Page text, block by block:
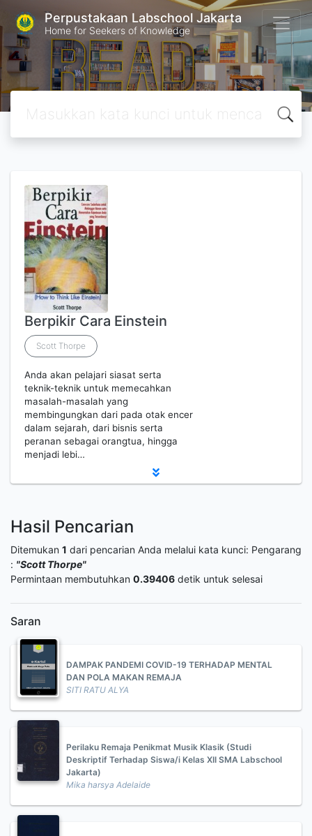
Perpustakaan Labschool Jakarta
Home for Seekers of Knowledge
Berpikir Cara Einstein
Scott Thorpe
Anda akan pelajari siasat serta
teknik-teknik untuk memecahkan
masalah-masalah yang
membingungkan dari pada otak encer
dalam sejarah, dari bisnis serta
peranan sebagai orangtua, hingga
menjadi lebi…
Hasil Pencarian
Ditemukan 1 dari pencarian Anda melalui kata kunci: Pengarang
: "Scott Thorpe"
Permintaan membutuhkan 0.39406 detik untuk selesai
Saran
DAMPAK PANDEMI COVID-19 TERHADAP MENTAL
DAN POLA MAKAN REMAJA
SITI RATU ALYA
Perilaku Remaja Penikmat Musik Klasik (Studi
Deskriptif Terhadap Siswa/i Kelas XII SMA Labschool
Jakarta)
Mika harsya Adelaide